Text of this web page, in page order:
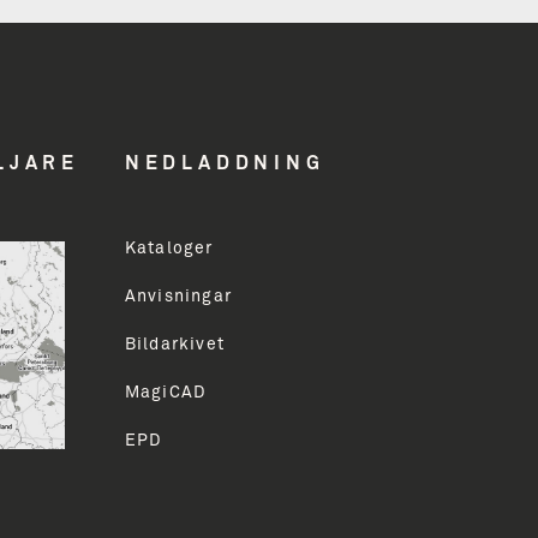
NEDLADDNING
Kataloger
Anvisningar
Bildarkivet
MagiCAD
EPD